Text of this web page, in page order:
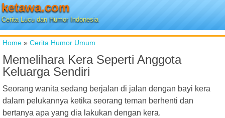
ketawa.com
Cerita Lucu dan Humor Indonesia
Home » Cerita Humor Umum
Memelihara Kera Seperti Anggota
Keluarga Sendiri
Seorang wanita sedang berjalan di jalan dengan bayi kera
dalam pelukannya ketika seorang teman berhenti dan
bertanya apa yang dia lakukan dengan kera.